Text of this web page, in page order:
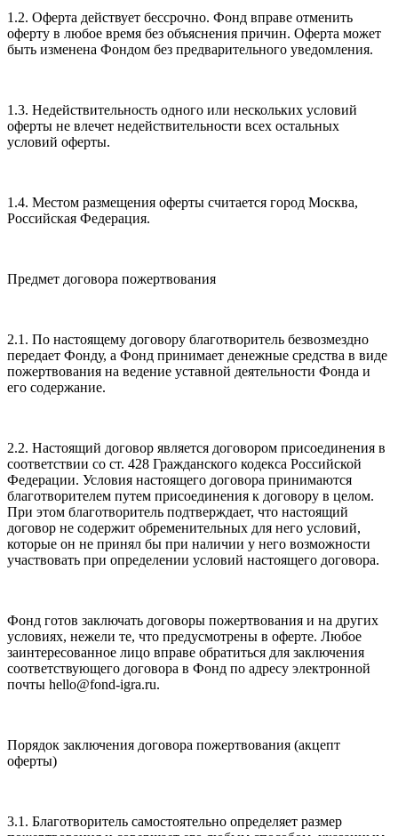
1.2. Оферта действует бессрочно. Фонд вправе отменить
оферту в любое время без объяснения причин. Оферта может
быть изменена Фондом без предварительного уведомления.
1.3. Недействительность одного или нескольких условий
оферты не влечет недействительности всех остальных
условий оферты.
1.4. Местом размещения оферты считается город Москва,
Российская Федерация.
Предмет договора пожертвования
2.1. По настоящему договору благотворитель безвозмездно
передает Фонду, а Фонд принимает денежные средства в виде
пожертвования на ведение уставной деятельности Фонда и
его содержание.
2.2. Настоящий договор является договором присоединения в
соответствии со ст. 428 Гражданского кодекса Российской
Федерации. Условия настоящего договора принимаются
благотворителем путем присоединения к договору в целом.
При этом благотворитель подтверждает, что настоящий
договор не содержит обременительных для него условий,
которые он не принял бы при наличии у него возможности
участвовать при определении условий настоящего договора.
Фонд готов заключать договоры пожертвования и на других
условиях, нежели те, что предусмотрены в оферте. Любое
заинтересованное лицо вправе обратиться для заключения
соответствующего договора в Фонд по адресу электронной
почты hello@fond-igra.ru.
Порядок заключения договора пожертвования (акцепт
оферты)
3.1. Благотворитель самостоятельно определяет размер